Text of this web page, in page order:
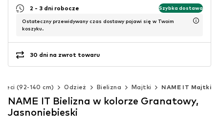
2 - 3 dni robocze Szybka dostawa
Ostateczny przewidywany czas dostawy pojawi się w Twoim
koszyku.
30 dni na zwrot towaru
(92-140 cm) Odzież Bielizna Majtki NAME IT Majtki
NAME IT Bielizna w kolorze Granatowy,
Jasnoniebieski